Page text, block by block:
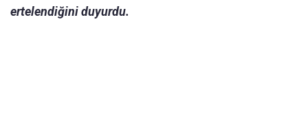
ertelendiğini duyurdu.